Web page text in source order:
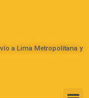
a Lima Metropolitana y